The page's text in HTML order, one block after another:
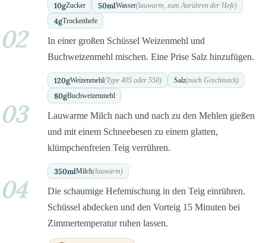
10gZucker 50mlWasser(lauwarm, zum Anrühren der Hefe)
4gTrockenhefe
02
In einer großen Schüssel Weizenmehl und
Buchweizenmehl mischen. Eine Prise Salz hinzufügen.
120gWeizenmehl(Type 405 oder 550) Salz(nach Geschmack)
80gBuchweizenmehl
03
Lauwarme Milch nach und nach zu den Mehlen gießen
und mit einem Schneebesen zu einem glatten,
klümpchenfreien Teig verrühren.
350mlMilch(lauwarm)
04
Die schaumige Hefemischung in den Teig einrühren.
Schüssel abdecken und den Vorteig 15 Minuten bei
Zimmertemperatur ruhen lassen.